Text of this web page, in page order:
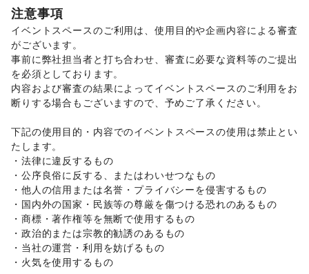
手芸・ハンドメイド
園芸・ガーデニング/花・盆栽・ドライフラワー/
犬・猫・ペット
その他インテリア・生活雑貨
生活サービス
携帯キャリア・格安SIM /インターネット・プロバイダ/
電気・ガス /ウォーターサーバー/
リサイクル雑貨・古本/買取査定・金券/
ギフト・プレゼント
住宅（購入・賃貸）
就職・転職・求人
その他生活サービス
金融サービス
クレジットカード/保険 銀行/ 住宅ローン/証券・FX/
不動産投資/その他金融サービス
子育て・教育
ベビー用品/ランドセル/学習教材・通信教育
子供向け教室・レッスン/塾・家庭教師
その他子育て・教育
/ジュエリー・アクセサリー
靴/バッグ・革小物 ファッション雑貨 和服・着物
その他ファッション
ビジネス・オフィス
法人向けサービス/オフィス家具・OA機器/
イベント企画・運営/
その他活動・個人
その他活動・個人
注意事項
イベントスペースのご利用は、使用目的や企画内容による審査
がございます。
事前に弊社担当者と打ち合わせ、審査に必要な資料等のご提出
を必須としております。
内容および審査の結果によってイベントスペースのご利用をお
断りする場合もございますので、予めご了承ください。
下記の使用目的・内容でのイベントスペースの使用は禁止とい
たします。
・法律に違反するもの
・公序良俗に反する、またはわいせつなもの
・他人の信用または名誉・プライバシーを侵害するもの
・国内外の国家・民族等の尊厳を傷つける恐れのあるもの
・商標・著作権等を無断で使用するもの
・政治的または宗教的勧誘のあるもの
・当社の運営・利用を妨げるもの
・火気を使用するもの